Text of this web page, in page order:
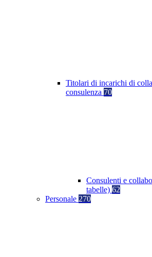
Titolari di incarichi di
consulenza 70
Consulenti e
tabelle) 62
Personale 270